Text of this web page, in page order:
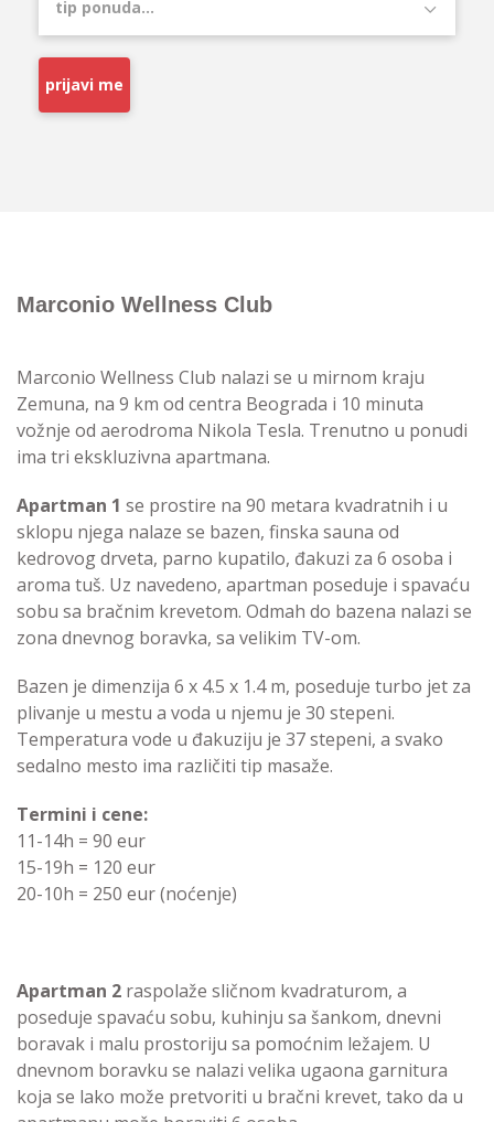
prijavi me
Marconio Wellness Club
Marconio Wellness Club nalazi se u mirnom kraju
Zemuna, na 9 km od centra Beograda i 10 minuta
vožnje od aerodroma Nikola Tesla. Trenutno u ponudi
ima tri ekskluzivna apartmana.
Apartman 1 se prostire na 90 metara kvadratnih i u
sklopu njega nalaze se bazen, finska sauna od
kedrovog drveta, parno kupatilo, đakuzi za 6 osoba i
aroma tuš. Uz navedeno, apartman poseduje i spavaću
sobu sa bračnim krevetom. Odmah do bazena nalazi se
zona dnevnog boravka, sa velikim TV-om.
Bazen je dimenzija 6 x 4.5 x 1.4 m, poseduje turbo jet za
plivanje u mestu a voda u njemu je 30 stepeni.
Temperatura vode u đakuziju je 37 stepeni, a svako
sedalno mesto ima različiti tip masaže.
Termini i cene:
11-14h = 90 eur
15-19h = 120 eur
20-10h = 250 eur (noćenje)
Apartman 2 raspolaže sličnom kvadraturom, a
poseduje spavaću sobu, kuhinju sa šankom, dnevni
boravak i malu prostoriju sa pomoćnim ležajem. U
dnevnom boravku se nalazi velika ugaona garnitura
koja se lako može pretvoriti u bračni krevet, tako da u